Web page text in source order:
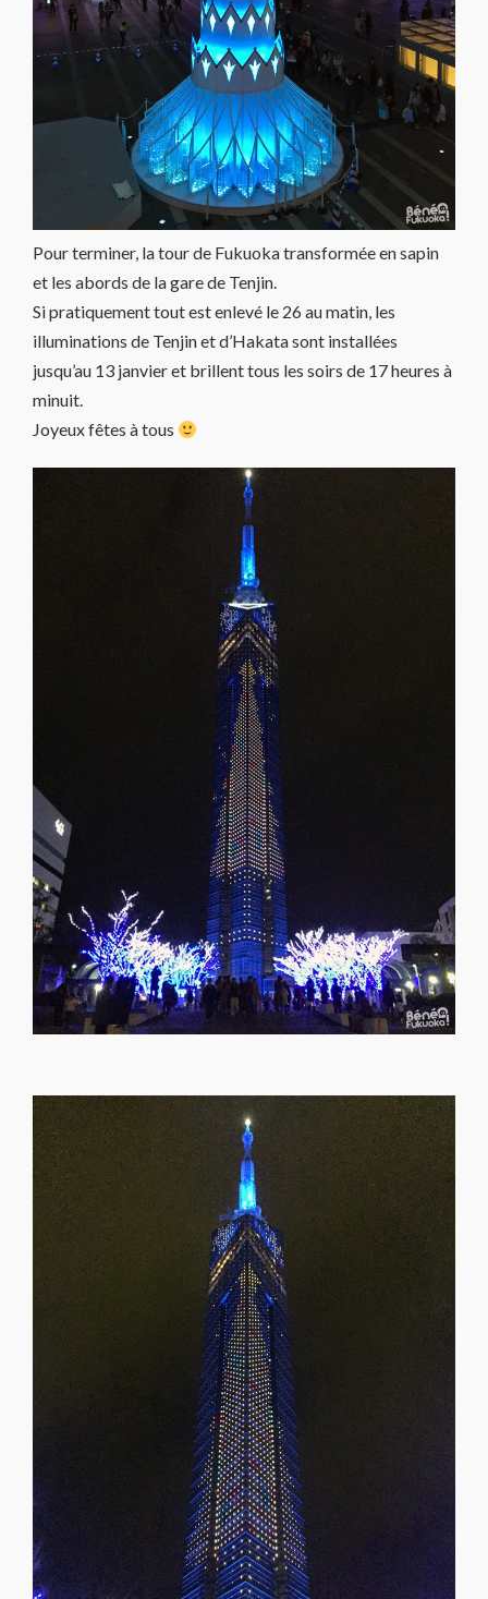
Pour terminer, la tour de Fukuoka transformée en sapin
et les abords de la gare de Tenjin.
Si pratiquement tout est enlevé le 26 au matin, les
illuminations de Tenjin et d’Hakata sont installées
jusqu’au 13 janvier et brillent tous les soirs de 17 heures à
minuit.
Joyeux fêtes à tous